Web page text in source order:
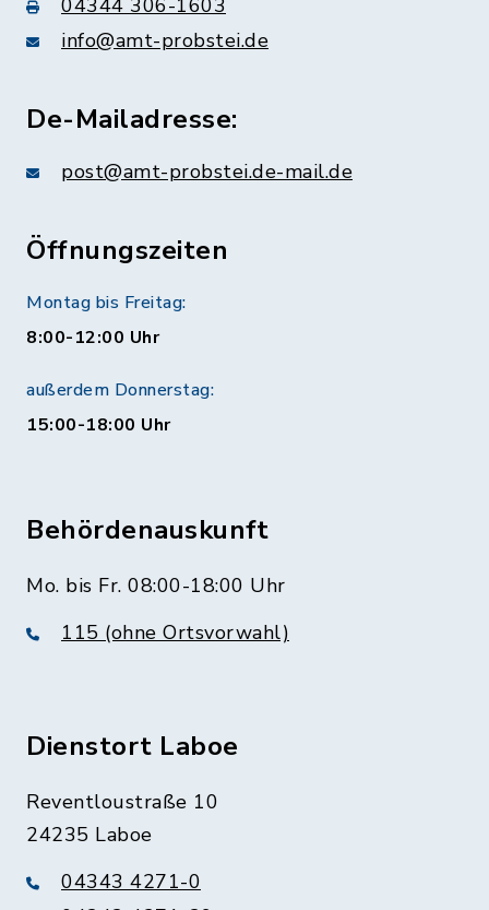
04344 306-1603
info@amt-probstei.de
De-Mailadresse:
post@amt-probstei.de-mail.de
Öffnungszeiten
Montag bis Freitag:
8:00-12:00 Uhr
außerdem Donnerstag:
15:00-18:00 Uhr
Behördenauskunft
Mo. bis Fr. 08:00-18:00 Uhr
115 (ohne Ortsvorwahl)
Dienstort Laboe
Reventloustraße 10
24235 Laboe
04343 4271-0